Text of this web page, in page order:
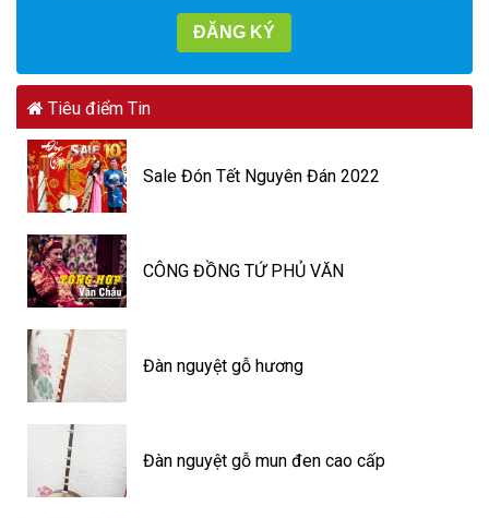
Tiêu điểm Tin
Sale Đón Tết Nguyên Đán 2022
CÔNG ĐỒNG TỨ PHỦ VĂN
Đàn nguyệt gỗ hương
Đàn nguyệt gỗ mun đen cao cấp